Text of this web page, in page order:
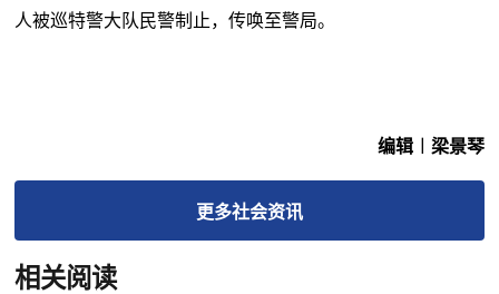
人被巡特警大队民警制止，传唤至警局。
编辑︱梁景琴
更多社会资讯
相关阅读